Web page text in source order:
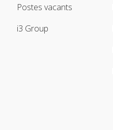
Postes vacants
i3 Group